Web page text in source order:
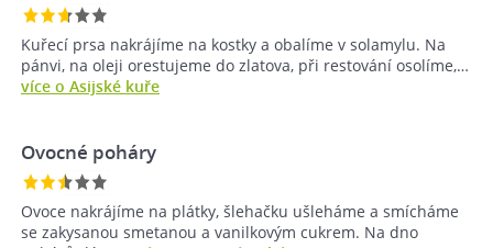
Kuřecí prsa nakrájíme na kostky a obalíme v solamylu. Na
pánvi, na oleji orestujeme do zlatova, při restování osolíme,…
více o Asijské kuře
Ovocné poháry
Ovoce nakrájíme na plátky, šlehačku ušleháme a smícháme
se zakysanou smetanou a vanilkovým cukrem. Na dno